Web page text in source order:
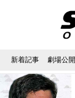
新着記事 劇場公開